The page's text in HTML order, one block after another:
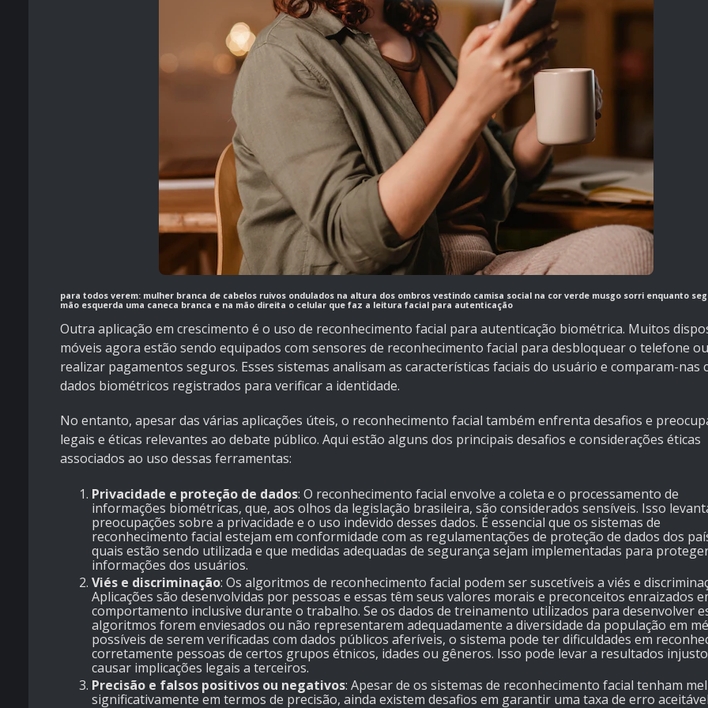
para todos verem: mulher branca de cabelos ruivos ondulados na altura dos ombros vestindo camisa social na cor verde musgo sorri enquanto
mão esquerda uma caneca branca e na mão direita o celular que faz a leitura facial para autenticação
Outra aplicação em crescimento é o uso de reconhecimento facial para autenticação biométrica. Muitos
móveis agora estão sendo equipados com sensores de reconhecimento facial para desbloquear o telefone ou
realizar pagamentos seguros. Esses sistemas analisam as características faciais do usuário e comparam-nas
dados biométricos registrados para verificar a identidade.
No entanto, apesar das várias aplicações úteis, o reconhecimento facial também enfrenta desafios e
legais e éticas relevantes ao debate público. Aqui estão alguns dos principais desafios e considerações éticas
associados ao uso dessas ferramentas:
Privacidade e proteção de dados: O reconhecimento facial envolve a coleta e o processamento de
informações biométricas, que, aos olhos da legislação brasileira, são considerados sensíveis. Isso
preocupações sobre a privacidade e o uso indevido desses dados. É essencial que os sistemas de
reconhecimento facial estejam em conformidade com as regulamentações de proteção de dados dos
quais estão sendo utilizada e que medidas adequadas de segurança sejam implementadas para
informações dos usuários.
Viés e discriminação: Os algoritmos de reconhecimento facial podem ser suscetíveis a viés e
Aplicações são desenvolvidas por pessoas e essas têm seus valores morais e preconceitos enraizados
comportamento inclusive durante o trabalho. Se os dados de treinamento utilizados para desenvolver
algoritmos forem enviesados ou não representarem adequadamente a diversidade da população em
possíveis de serem verificadas com dados públicos aferíveis, o sistema pode ter dificuldades em
corretamente pessoas de certos grupos étnicos, idades ou gêneros. Isso pode levar a resultados
causar implicações legais a terceiros.
Precisão e falsos positivos ou negativos: Apesar de os sistemas de reconhecimento facial tenham
significativamente em termos de precisão, ainda existem desafios em garantir uma taxa de erro